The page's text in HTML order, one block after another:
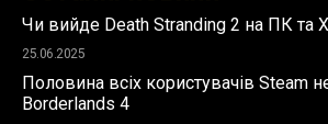
Чи вийде Death Stranding 2 на ПК та
25.06.2025
Половина всіх користувачів Steam
Borderlands 4